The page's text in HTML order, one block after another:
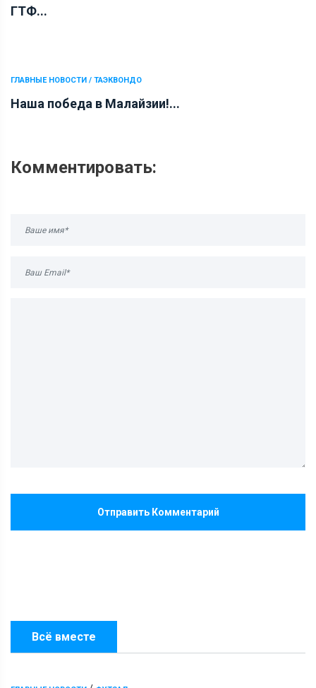
Всё вместе
ГТФ...
ГЛАВНЫЕ НОВОСТИ / ТАЭКВОНДО
Наша победа в Малайзии!...
Комментировать:
Отправить Комментарий